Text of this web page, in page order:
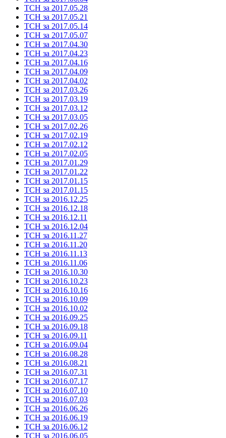
ТСН за 2017.05.28
ТСН за 2017.05.21
ТСН за 2017.05.14
ТСН за 2017.05.07
ТСН за 2017.04.30
ТСН за 2017.04.23
ТСН за 2017.04.16
ТСН за 2017.04.09
ТСН за 2017.04.02
ТСН за 2017.03.26
ТСН за 2017.03.19
ТСН за 2017.03.12
ТСН за 2017.03.05
ТСН за 2017.02.26
ТСН за 2017.02.19
ТСН за 2017.02.12
ТСН за 2017.02.05
ТСН за 2017.01.29
ТСН за 2017.01.22
ТСН за 2017.01.15
ТСН за 2017.01.15
ТСН за 2016.12.25
ТСН за 2016.12.18
ТСН за 2016.12.11
ТСН за 2016.12.04
ТСН за 2016.11.27
ТСН за 2016.11.20
ТСН за 2016.11.13
ТСН за 2016.11.06
ТСН за 2016.10.30
ТСН за 2016.10.23
ТСН за 2016.10.16
ТСН за 2016.10.09
ТСН за 2016.10.02
ТСН за 2016.09.25
ТСН за 2016.09.18
ТСН за 2016.09.11
ТСН за 2016.09.04
ТСН за 2016.08.28
ТСН за 2016.08.21
ТСН за 2016.07.31
ТСН за 2016.07.17
ТСН за 2016.07.10
ТСН за 2016.07.03
ТСН за 2016.06.26
ТСН за 2016.06.19
ТСН за 2016.06.12
ТСН за 2016.06.05